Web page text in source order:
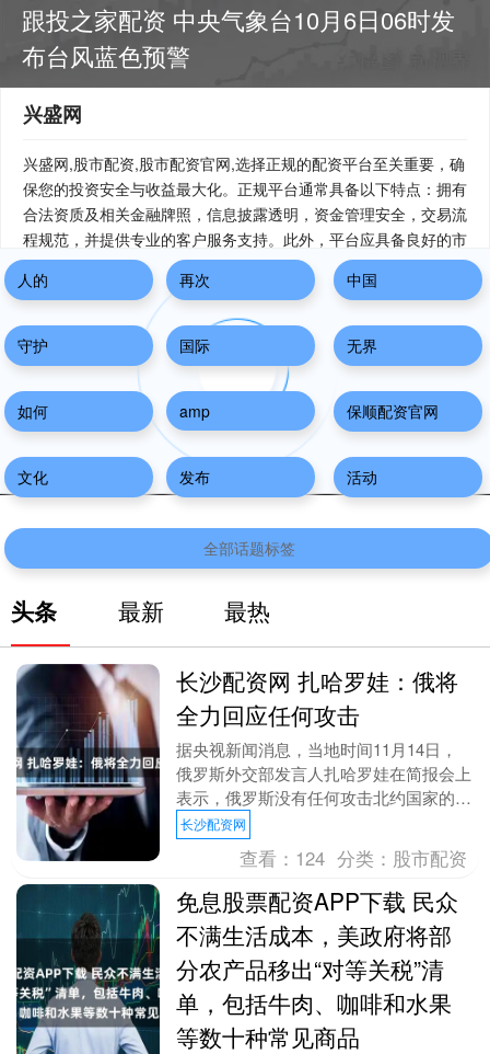
跟投之家配资 中央气象台10月6日06时发
布台风蓝色预警
兴盛网
兴盛网,股市配资,股市配资官网,选择正规的配资平台至关重要，确
保您的投资安全与收益最大化。正规平台通常具备以下特点：拥有
合法资质及相关金融牌照，信息披露透明，资金管理安全，交易流
程规范，并提供专业的客户服务支持。此外，平台应具备良好的市
场口碑，用户评价积极，且无隐性收费或不合理条款。通过对平台
资质、风控体系、服务质量及用户反馈的综合考量，您可以找到值
得信赖的配资平台，助力您的投资之路稳定前行。
人的 再次 中国
守护 国际 无界
如何 amp 保顺配资官网
文化 发布 活动
全部话题标签
头条 最新 最热
长沙配资网 扎哈罗娃：俄将
全力回应任何攻击
据央视新闻消息，当地时间11月14日，
俄罗斯外交部发言人扎哈罗娃在简报会上
表示，俄罗斯没有任何攻击北约国家的计
划。但在北约在俄边境附近集结兵力的背
景下，俄罗斯已....
长沙配资网
查看： 124 分类： 股市配资
免息股票配资APP下载 民众
不满生活成本，美政府将部
分农产品移出“对等关税”清
单，包括牛肉、咖啡和水果
等数十种常见商品